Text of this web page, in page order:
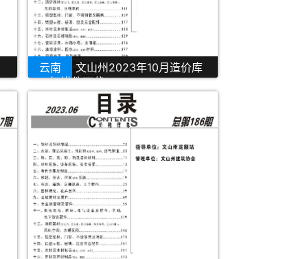
云南
文山州2023年10月造价库
PDF扫描件下载